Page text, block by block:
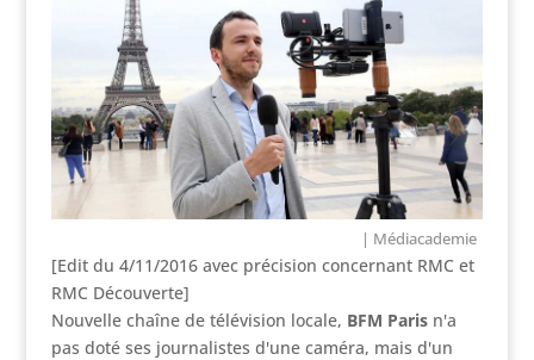
| Médiacademie
[Edit du 4/11/2016 avec précision concernant RMC et
RMC Découverte]
Nouvelle chaîne de télévision locale, BFM Parisn'a
pas doté ses journalistes d'une caméra, mais d'un